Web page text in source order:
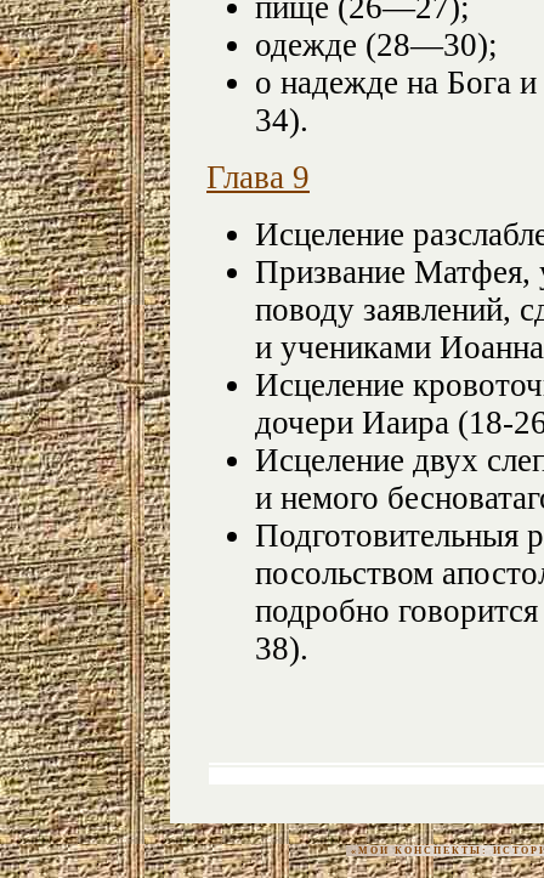
пище (26—27);
одежде (28—30);
о надежде на Бога
34).
Глава 9
Исцеление
Призвание Матфея,
поводу заявлений,
и учениками
Исцеление
дочери Иаира (18-
Исцеление двух
и немого
Подготовительныя
посольством
подробно
38).
«МОИ КОНСПЕКТЫ: